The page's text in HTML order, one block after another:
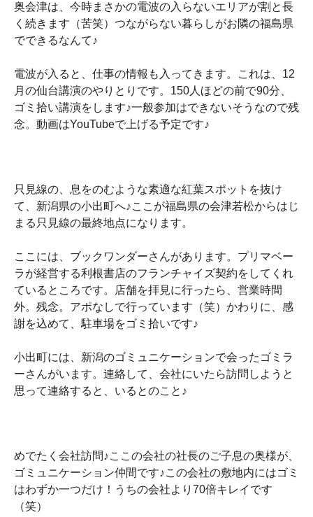
奥会津は、今時まさかの電波の入らないエリアが割と長
く続きます（苦笑）つながらない暮らしがお隣の福島県
でできるなんて♪
電波が入ると、仕事の情報も入ってきます。これは、12
月の仙台講演のやりとりです。150人ほどの前で90分、
ゴミ拾い講演をします♪一般参加はできないそうなので残
念。動画はYouTubeで上げる予定です♪
只見線の、息をのむような素適な紅葉スポットを抜け
て、新潟県の小出町へ♪ここが福島県の会津若松からはじ
まる只見線の最終地点になります。
ここには、ブックワンダーさんがあります。プリマベー
ラが経営する利根書店のフランチャイズ契約をしてくれ
ているところです。店舗を拝見に行ったら、営業時間
外。残念。アポなしで行っています（笑）かわりに、感
謝を込めて、駐車場をゴミ拾いです♪
小出町には、新潟のゴミュニケーションで会ったゴミラ
ーさんがいます。連絡して、会社にいたら訪問しようと
思って連絡すると、いるとのこと♪
めでたく会社訪問♪ここの会社の社長のご子息の奥様が、
ゴミュニケーション仲間です♪この会社の敷地内にはゴミ
はわずか一つだけ！うちの会社より70倍キレイです
（笑）